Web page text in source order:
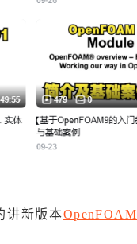
讲新版本OpenFOAM